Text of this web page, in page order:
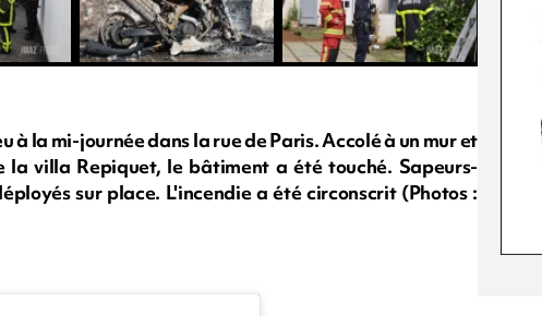
à la mi-journée dans la rue de Paris. Accolé à un mur et
la villa Repiquet, le bâtiment a été touché. Sapeurs-
sur place. L'incendie a été circonscrit (Photos :